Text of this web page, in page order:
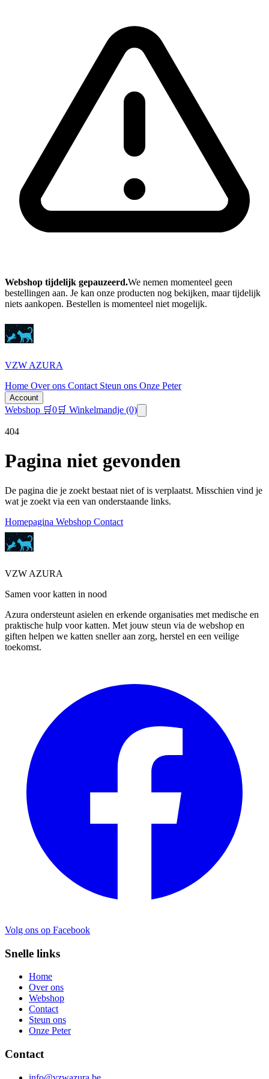
Webshop tijdelijk gepauzeerd.We nemen momenteel geen
bestellingen aan. Je kan onze producten nog bekijken, maar tijdelijk
niets aankopen. Bestellen is momenteel niet mogelijk.
VZW AZURA
Home Over ons Contact Steun ons Onze Peter
Account
Webshop 🛒0🛒 Winkelmandje (0)
404
Pagina niet gevonden
De pagina die je zoekt bestaat niet of is verplaatst. Misschien vind je
wat je zoekt via een van onderstaande links.
Homepagina Webshop Contact
VZW AZURA
Samen voor katten in nood
Azura ondersteunt asielen en erkende organisaties met medische en
praktische hulp voor katten. Met jouw steun via de webshop en
giften helpen we katten sneller aan zorg, herstel en een veilige
toekomst.
Volg ons op Facebook
Snelle links
Home
Over ons
Webshop
Contact
Steun ons
Onze Peter
Contact